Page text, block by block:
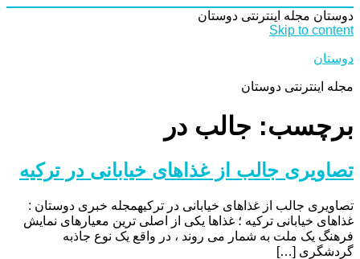
دوستان مجله اینترنتی دوستان
Skip to content
دوستان
مجله اینترنتی دوستان
برچسب: جالب در
تصاویری جالب از غذاهای خیابانی در ترکیه
تصاویری جالب از غذاهای خیابانی در ترکیهمجله خبری دوستان :
غذاهای خیابانی ترکیه ؛ غذاها یکی از اصلی ترین معیارهای نمایش
فرهنگ یک ملت به شمار می روند ، در واقع یک نوع جاذبه
گردشگری […]